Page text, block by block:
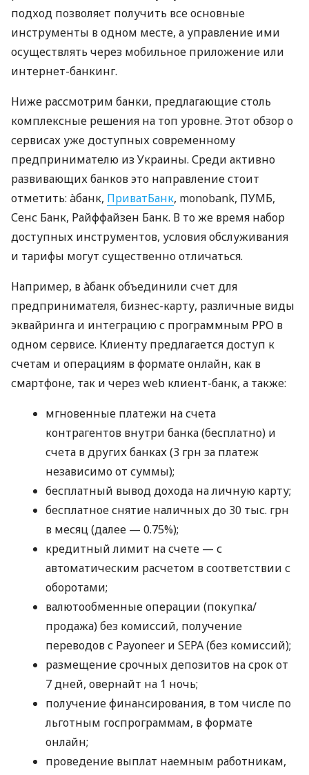
подход позволяет получить все основные
инструменты в одном месте, а управление ими
осуществлять через мобильное приложение или
интернет-банкинг.
Ниже рассмотрим банки, предлагающие столь
комплексные решения на топ уровне. Этот обзор о
сервисах уже доступных современному
предпринимателю из Украины. Среди активно
развивающих банков это направление стоит
отметить: àбанк, ПриватБанк, monobank, ПУМБ,
Сенс Банк, Райффайзен Банк. В то же время набор
доступных инструментов, условия обслуживания
и тарифы могут существенно отличаться.
Например, в àбанк объединили счет для
предпринимателя, бизнес-карту, различные виды
эквайринга и интеграцию с программным РРО в
одном сервисе. Клиенту предлагается доступ к
счетам и операциям в формате онлайн, как в
смартфоне, так и через web клиент-банк, а также:
мгновенные платежи на счета
контрагентов внутри банка (бесплатно) и
счета в других банках (3 грн за платеж
независимо от суммы);
бесплатный вывод дохода на личную карту;
бесплатное снятие наличных до 30 тыс. грн
в месяц (далее — 0.75%);
кредитный лимит на счете — с
автоматическим расчетом в соответствии с
оборотами;
валютообменные операции (покупка/
продажа) без комиссий, получение
переводов с Payoneer и SEPA (без комиссий);
размещение срочных депозитов на срок от
7 дней, овернайт на 1 ночь;
получение финансирования, в том числе по
льготным госпрограммам, в формате
онлайн;
проведение выплат наемным работникам,